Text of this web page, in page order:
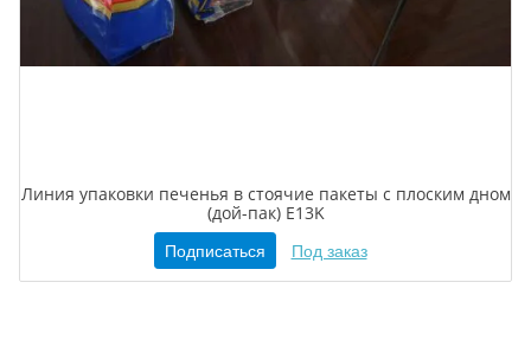
Линия упаковки печенья в стоячие пакеты с плоским дном
(дой-пак) E13K
Подписаться Под заказ